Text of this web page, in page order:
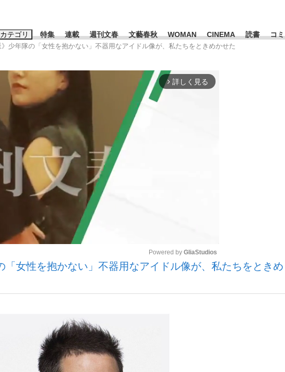
カテゴリ
めて明かした日本代表監督に...
パン選手が証言した“NPB聞... 「クマが悪者扱いされているのが悲し
特集
いまさら聞けない資産運
連載 週刊文春 文藝春秋 WOMAN CINEMA 読書 コ
ーワードタグ一覧
#三山凌輝 #高市早苗 #後藤真希 #城彰二
#亀和田武 #池上彰
少年隊の「女性を抱かない」不器用なアイドル像が、私たちをときめかせた
arrow_forward_ios 詳しく見る
Powered by GliaStudios
「女性を抱かない」不器用なアイドル像が、私たちをときめ